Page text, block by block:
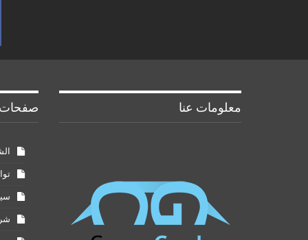
معلومات عنا